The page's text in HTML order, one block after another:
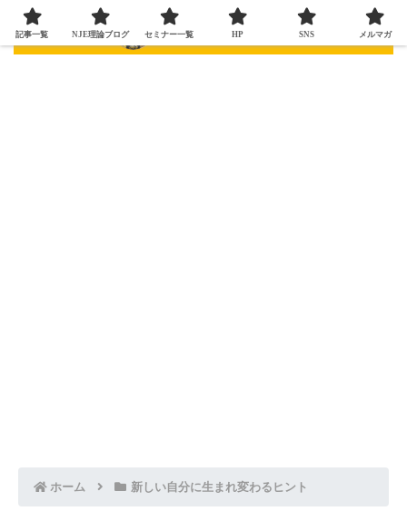
ホーム 新しい自分に生まれ変わるヒント
記事一覧 NJE理論ブログ セミナー一覧 HP SNS メルマガ